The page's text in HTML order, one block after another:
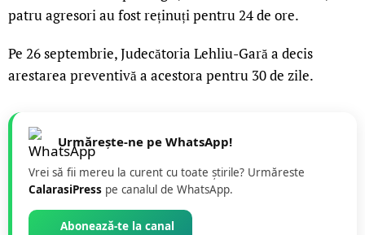
patru agresori au fost reținuți pentru 24 de ore.
Pe 26 septembrie, Judecătoria Lehliu-Gară a decis
arestarea preventivă a acestora pentru 30 de zile.
Urmărește-ne pe WhatsApp!
Vrei să fii mereu la curent cu toate știrile? Urmăreste
CalarasiPress pe canalul de WhatsApp.
Abonează-te la canal